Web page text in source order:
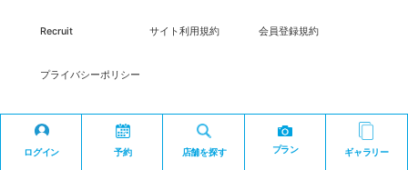
ログイン 予約 店舗を探す プラン ギャラリー
Recruit サイト利用規約 会員登録規約
プライバシーポリシー